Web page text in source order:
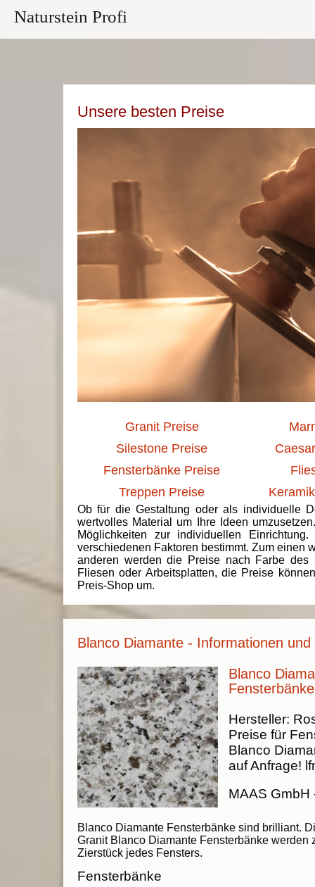
Naturstein Profi
Unsere besten Preise
Granit Preise
Silestone Preise
Fensterbänke Preise
Treppen Preise
Ob für die Gestaltung oder als individuelle
wertvolles Material um Ihre Ideen
Möglichkeiten zur individuellen
verschiedenen Faktoren bestimmt. Zum einen
anderen werden die Preise nach Farbe des
Fliesen oder Arbeitsplatten, die Preise
Preis-Shop um.
Blanco Diamante - Informationen und
Blanco
Fensterbänke
Blanco Diamante Fensterbänke sind brilliant.
Granit Blanco Diamante Fensterbänke werden
Zierstück jedes Fensters.
Hersteller:
Preise für
Blanco
auf Anfrage!
MAAS GmbH
Fensterbänke